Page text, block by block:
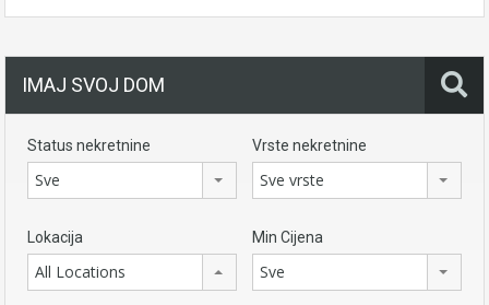
IMAJ SVOJ DOM
Status nekretnine
Sve
Vrste nekretnine
Sve vrste
Lokacija
All Locations
Min Cijena
Sve